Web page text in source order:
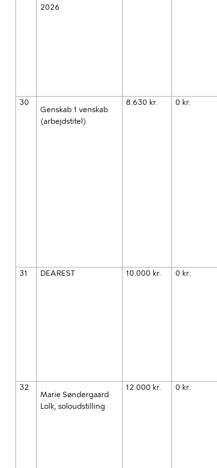
2026
30
Genskab 1 venskab
(arbejdstitel)
8.630 kr. 0 kr.
31 DEAREST 10.000 kr. 0 kr.
32
Marie Søndergaard
Lolk, soloudstilling
12.000 kr. 0 kr.